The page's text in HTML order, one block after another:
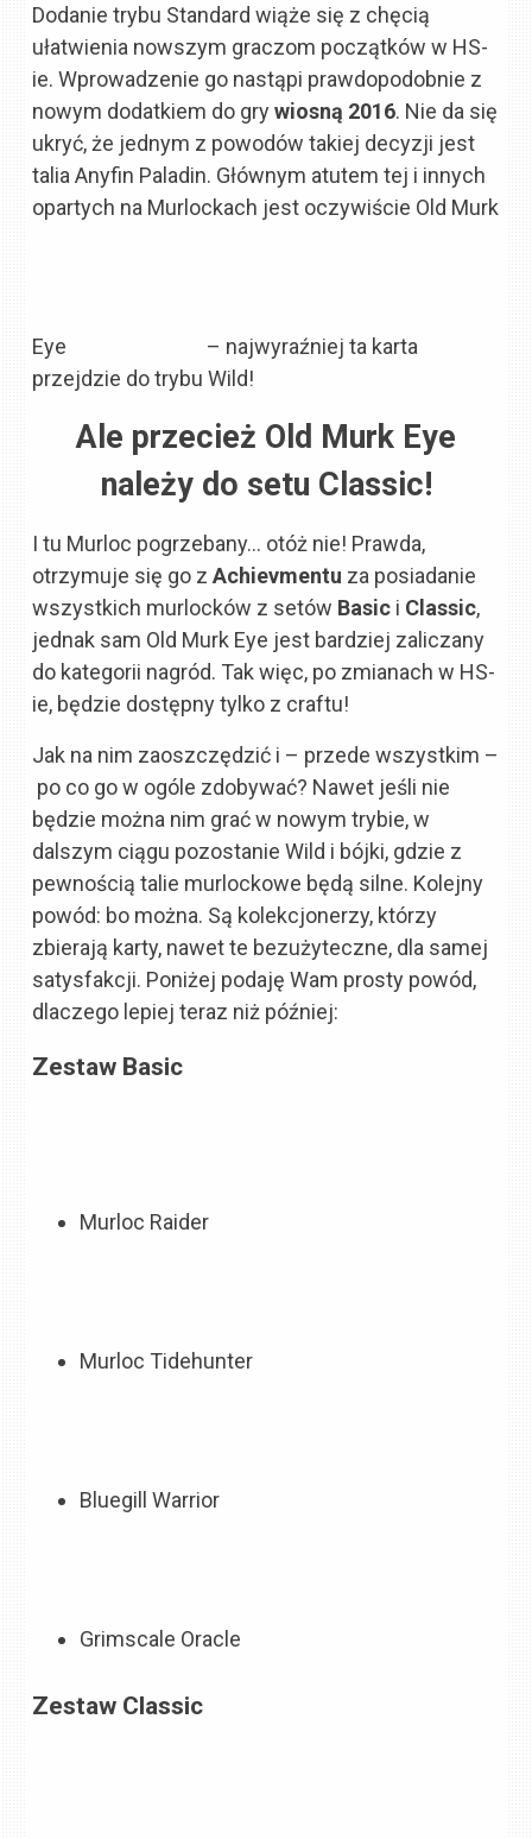
Dodanie trybu Standard wiąże się z chęcią
ułatwienia nowszym graczom początków w HS-
ie. Wprowadzenie go nastąpi prawdopodobnie z
nowym dodatkiem do grywiosną 2016. Nie da się
ukryć, że jednym z powodów takiej decyzji jest
talia Anyfin Paladin. Głównym atutem tej i innych
opartych na Murlockach jest oczywiście Old Murk
Eye
– najwyraźniej ta karta
przejdzie do trybu Wild!
Ale przecież Old Murk Eye
należy do setu Classic!
I tu Murloc pogrzebany… otóż nie! Prawda,
otrzymuje się go zAchievmentu za posiadanie
wszystkich murlocków z setów Basic i Classic,
jednak sam Old Murk Eye jest bardziej zaliczany
do kategorii nagród. Tak więc, po zmianach w HS-
ie, będzie dostępny tylko z craftu!
Jak na nim zaoszczędzić i – przede wszystkim –
po co go w ogóle zdobywać? Nawet jeśli nie
będzie można nim grać w nowym trybie, w
dalszym ciągu pozostanie Wild i bójki, gdzie z
pewnością talie murlockowe będą silne. Kolejny
powód: bo można. Są kolekcjonerzy, którzy
zbierają karty, nawet te bezużyteczne, dla samej
satysfakcji. Poniżej podaję Wam prosty powód,
dlaczego lepiej teraz niż później:
Zestaw Basic
Murloc Raider
Murloc Tidehunter
Bluegill Warrior
Grimscale Oracle
Zestaw Classic